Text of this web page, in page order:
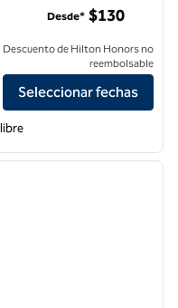
Hilton Sacramento at CSUS
Desde* $130
Descuento de Hilton Honors no
reembolsable
Seleccionar fechas